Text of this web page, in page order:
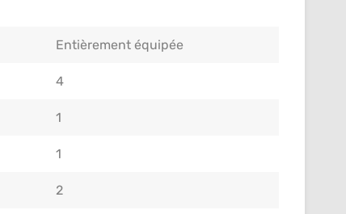
Entièrement équipée
4
1
1
2